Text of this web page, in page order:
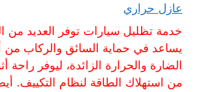
عازل حراري
خدمة تظليل سيارات توفر العديد من
يساعد في حماية السائق والركاب
الضارة والحرارة الزائدة، ليوفر راحة
من استهلاك الطاقة لنظام التكييف.